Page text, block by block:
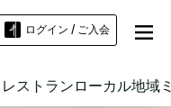
ログイン / ご入会
レストラン ローカル地域